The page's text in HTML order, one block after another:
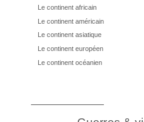
Le continent africain
Le continent américain
Le continent asiatique
Le continent européen
Le continent océanien